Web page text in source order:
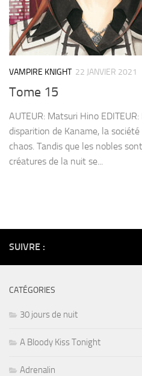
VAMPIRE KNIGHT 22 JANVIER 2021
Tome 15
AUTEUR: Matsuri Hino
disparition de Kaname, la
chaos. Tandis que les nobles
créatures de la nuit se...
SUIVRE :
CATÉGORIES
30 jours de nuit
A Bloody Kiss Tonight
Adrenalin